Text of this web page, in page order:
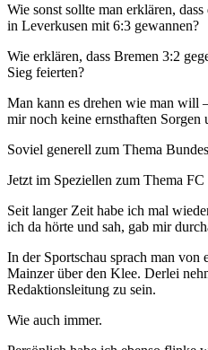
Wie sonst sollte man erklären,
in Leverkusen mit 6:3 gewannen?
Wie erklären, dass Bremen 3:2
Sieg feierten?
Man kann es drehen wie man will
mir noch keine ernsthaften Sorgen
Soviel generell zum Thema
Jetzt im Speziellen zum Thema FC
Seit langer Zeit habe ich mal
ich da hörte und sah, gab mir
In der Sportschau sprach man
Mainzer über den Klee. Derlei
Redaktionsleitung zu sein.
Wie auch immer.